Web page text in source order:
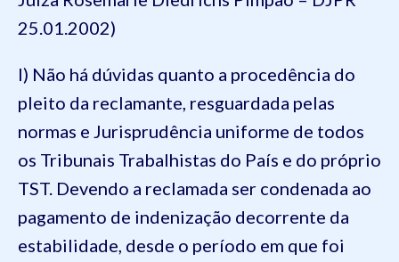
25.01.2002)
l) Não há dúvidas quanto a procedência do
pleito da reclamante, resguardada pelas
normas e Jurisprudência uniforme de todos
os Tribunais Trabalhistas do País e do próprio
TST. Devendo a reclamada ser condenada ao
pagamento de indenização decorrente da
estabilidade, desde o período em que foi